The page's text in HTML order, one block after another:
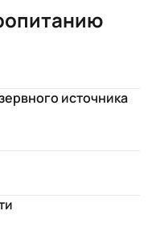
источника